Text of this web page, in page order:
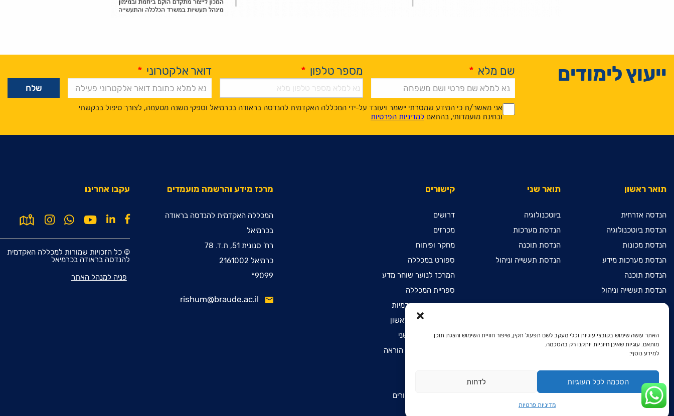
האתר עושה שימוש בקובצי עוגיות וכלי מעקב לשם תפעול תקין, שיפור חוויית השימוש והצגת תוכן
מותאם. עוגיות שאינן חיוניות יותקנו רק בהסכמה.
למידע נוסף:
הסכמה לכל העוגיות לדחות
מדיניות פרטיות
ייעוץ לימודים שם מלא * מספר טלפון * דואר אלקטרוני *
*
*
אני מאשר/ת כי המידע שמסרתי יישמר ויעובד על-ידי המכללה האקדמית להנדסה בראודה בכרמיאל וספקי משנה מטעמה, לצורך טיפול בבקשתי
ובחינת מועמדותי, בהתאם למדיניות הפרטיות
Alternative:
תואר ראשון
הנדסה אזרחית
הנדסת ביוטכנולוגיה
הנדסת מכונות
הנדסת מערכות מידע
הנדסת תוכנה
הנדסת תעשייה וניהול
מדעי המחשב
הנדסת חשמל ואלקטרוניקה
דו-חוגי בהנדסת חשמל
ואלקטרוניקה ובהנדסת מכונות
דו-חוגי בהנדסת חשמל
ואלקטרוניקה ובמתמטיקה שימושית
תואר שני
ביוטכנולוגיה
הנדסת מערכות
הנדסת תוכנה
הנדסת תעשייה וניהול
קישורים
דרושים
מכרזים
מחקר ופיתוח
ספורט במכללה
המרכז לנוער שוחר מדע
ספריית המכללה
מכינות קדם אקדמיות
הרשמה לתואר ראשון
הרשמה לתואר שני
הרשמה לתעודת הוראה
פריסת דפיברילטורים
מרכז מידע והרשמה מועמדים
המכללה האקדמית להנדסה בראודה
בכרמיאל
רח' סנונית 51, ת.ד. 78
כרמיאל 2161002
9099*
rishum@braude.ac.il
עקבו אחרינו
© כל הזכויות שמורות למכללה האקדמית
להנדסה בראודה בכרמיאל
פניה למנהל האתר